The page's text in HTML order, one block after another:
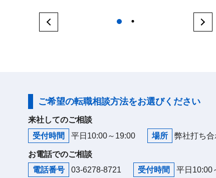
1
ご希望の転職相談方法をお選びください
来社してのご相談
受付時間
平日10:00～19:00 場所 弊社打ち
お電話でのご相談
電話番号
03-6278-8721 受付時間 平日10:00